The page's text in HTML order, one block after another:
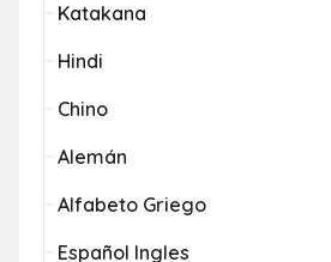
Katakana
Hindi
Chino
Alemán
Alfabeto Griego
Español Ingles